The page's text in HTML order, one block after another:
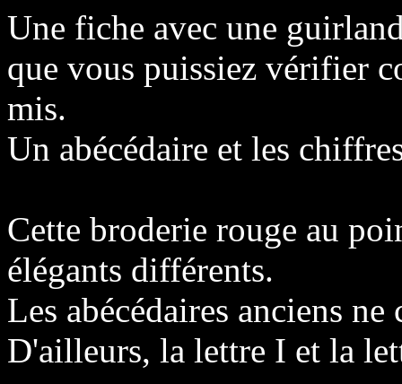
Une fiche avec une
que vous puissiez vérifier
mis.
Un abécédaire et les
Cette broderie rouge au
élégants différents.
Les abécédaires anciens
D'ailleurs, la lettre I et la